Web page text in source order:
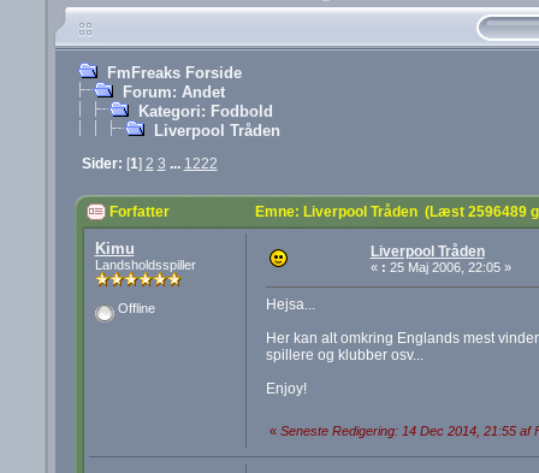
FmFreaks Forside
Forum: Andet
Kategori: Fodbold
Liverpool Tråden
Sider: [1] 2 3 ... 1222
Forfatter Emne: Liverpool Tråden (Læst 2596489
Kimu
Landsholdsspiller
Offline
Liverpool Tråden
« : 25 Maj 2006, 22:05 »
Hejsa...
Her kan alt omkring Englands mest
spillere og klubber osv...
Enjoy!
« Seneste Redigering: 14 Dec 2014, 21:55 af